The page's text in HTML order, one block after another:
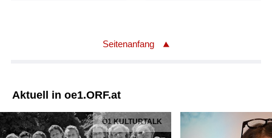
Titel: Divertimento in C-Dur für Violine, Viola und
* Menuetto - Trio - 2.Satz
Länge: 10:17 min
Label: Challenge Records CC72913
Seitenanfang
Aktuell in oe1.ORF.at
Ö1 KULTURTALK